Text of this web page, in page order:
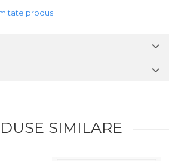
produs
SIMILARE